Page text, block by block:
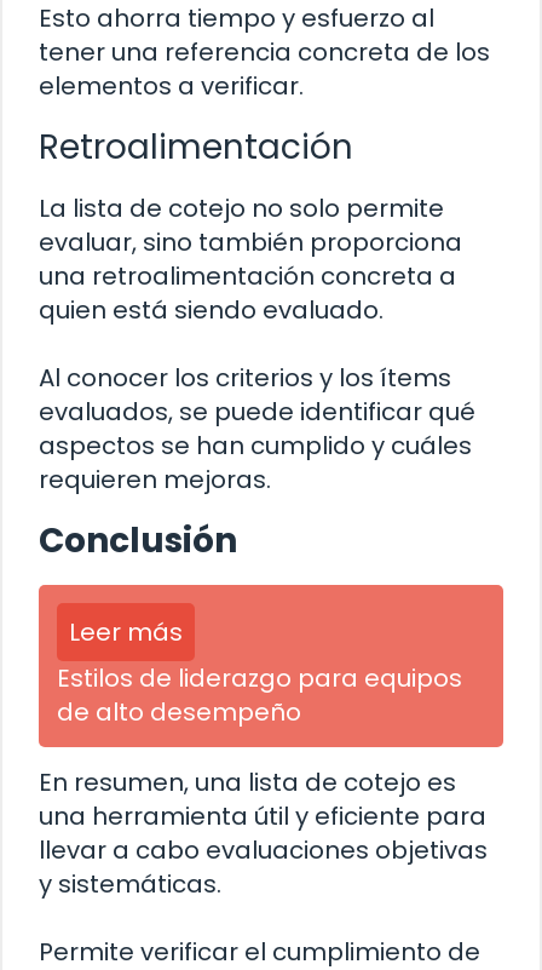
Esto ahorra tiempo y esfuerzo al
tener una referencia concreta de los
elementos a verificar.
Retroalimentación
La lista de cotejo no solo permite
evaluar, sino también proporciona
una retroalimentación concreta a
quien está siendo evaluado.
Al conocer los criterios y los ítems
evaluados, se puede identificar qué
aspectos se han cumplido y cuáles
requieren mejoras.
Conclusión
Leer más
Estilos de liderazgo para equipos
de alto desempeño
En resumen, una lista de cotejo es
una herramienta útil y eficiente para
llevar a cabo evaluaciones objetivas
y sistemáticas.
Permite verificar el cumplimiento de